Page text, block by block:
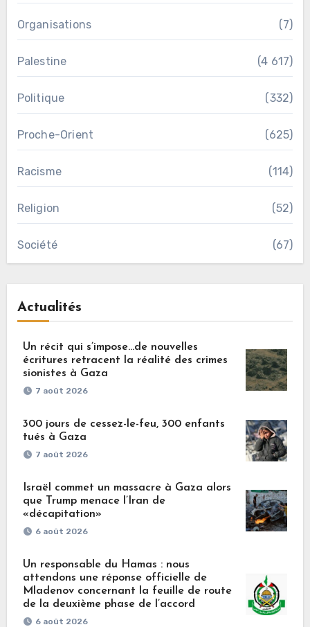
Organisations (7)
Palestine (4 617)
Politique (332)
Proche-Orient (625)
Racisme (114)
Religion (52)
Société (67)
Actualités
Un récit qui s’impose…de nouvelles
écritures retracent la réalité des crimes
sionistes à Gaza
7 août 2026
300 jours de cessez-le-feu, 300 enfants
tués à Gaza
7 août 2026
Israël commet un massacre à Gaza alors
que Trump menace l’Iran de
«décapitation»
6 août 2026
Un responsable du Hamas : nous
attendons une réponse officielle de
Mladenov concernant la feuille de route
de la deuxième phase de l’accord
6 août 2026